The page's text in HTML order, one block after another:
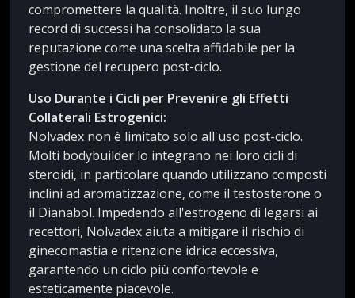
compromettere la qualità. Inoltre, il suo lungo
record di successi ha consolidato la sua
reputazione come una scelta affidabile per la
gestione del recupero post-ciclo.
Uso Durante i Cicli per Prevenire gli Effetti
Collaterali Estrogenici:
Nolvadex non è limitato solo all'uso post-ciclo.
Molti bodybuilder lo integrano nei loro cicli di
steroidi, in particolare quando utilizzano composti
inclini ad aromatizzazione, come il testosterone o
il Dianabol. Impedendo all'estrogeno di legarsi ai
recettori, Nolvadex aiuta a mitigare il rischio di
ginecomastia e ritenzione idrica eccessiva,
garantendo un ciclo più confortevole e
esteticamente piacevole.